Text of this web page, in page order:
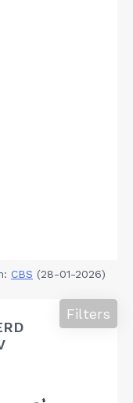
CBS (28-01-2026)
Filters